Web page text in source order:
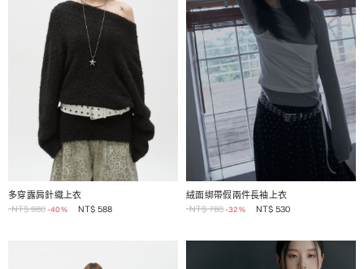
多穿露肩針織上衣
NT$ 980-40% NT$ 588
絨面綁帶假兩件長袖上衣
NT$ 780-32% NT$ 530